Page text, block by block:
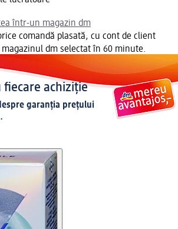
într-un magazin dm
comandă plasată, cu cont de client
magazinul dm selectat în 60 minute.
fiecare achiziție
garanția prețului